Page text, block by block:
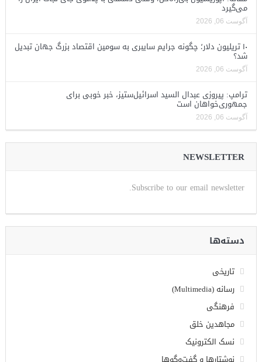
می‌گیرد
آگوست 06, 2026
۱۰ تریلیون دلار؛ چگونه جرایم سایبری به سومین اقتصاد بزرگ جهان تبدیل
شد؟
آگوست 06, 2026
ترامپ: پیروزی عبدال السید اسرائیل‌ستیز، خبر خوبی برای
جمهوری‌خواهان است
آگوست 06, 2026
NEWSLETTER
Subscribe to our email newsletter.
دسته‌ها
تاریخی
رسانه (Multimedia)
فرهنگی
مجاهدین خلق
نسک الکترونیک